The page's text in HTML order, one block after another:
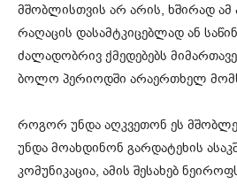
მშობლისთვის არ არის, ხშირად ამ
რაღაცის დასამტკიცებლად ან
ძალადობრივ ქმედებებს
ბოლო პერიოდში არაერთხელ
როგორ უნდა აღკვეთონ ეს
უნდა მოახდინონ გარდატეხის
კომუნიკაცია, ამის შესახებ